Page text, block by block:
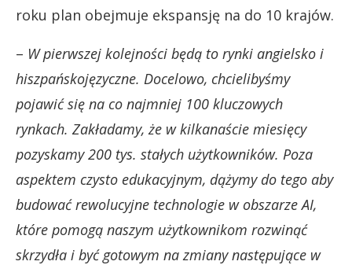
roku plan obejmuje ekspansję na do 10 krajów.
– W pierwszej kolejności będą to rynki angielsko i
hiszpańskojęzyczne. Docelowo, chcielibyśmy
pojawić się na co najmniej 100 kluczowych
rynkach. Zakładamy, że w kilkanaście miesięcy
pozyskamy 200 tys. stałych użytkowników. Poza
aspektem czysto edukacyjnym, dążymy do tego aby
budować rewolucyjne technologie w obszarze AI,
które pomogą naszym użytkownikom rozwinąć
skrzydła i być gotowym na zmiany następujące w